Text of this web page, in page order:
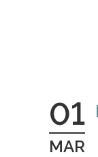
01
MAR